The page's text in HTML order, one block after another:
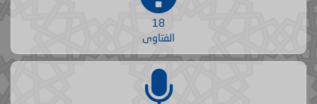
18
الفتاوى